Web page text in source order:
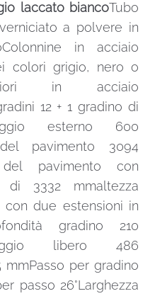
laccato biancoTubo
a polvere in
in acciaio
colori grigio, nero o
in acciaio
12 + 1 gradino di
esterno 600
pavimento 3094
del pavimento con
di 3332 mmaltezza
con due estensioni in
gradino 210
libero 486
mmPasso per gradino
passo 26°Larghezza